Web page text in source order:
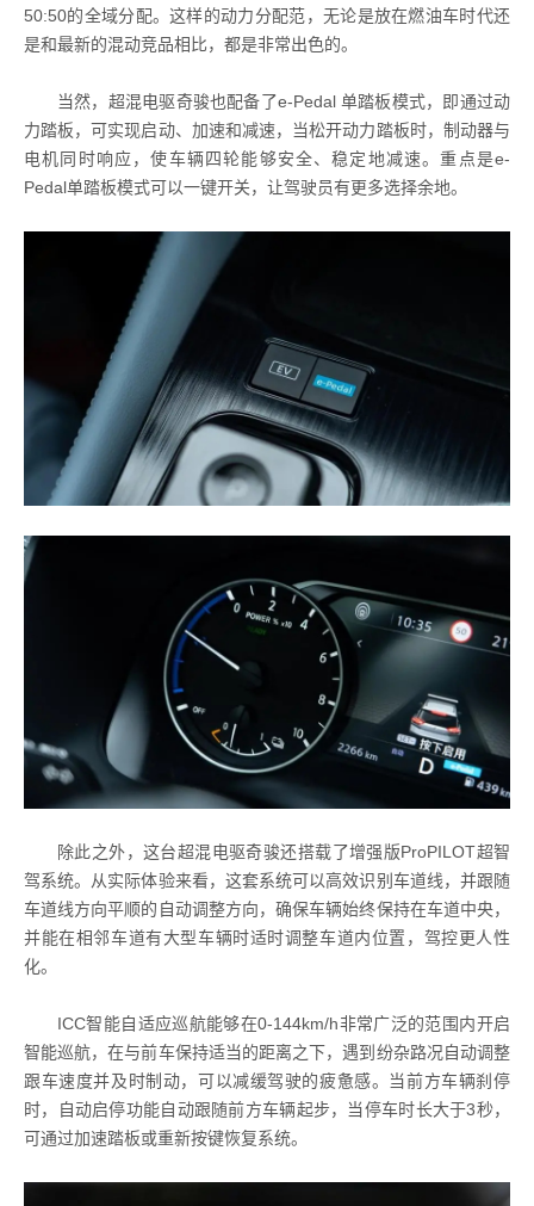
50:50的全域分配。这样的动力分配范，无论是放在燃油车时代还
是和最新的混动竞品相比，都是非常出色的。
当然，超混电驱奇骏也配备了e-Pedal 单踏板模式，即通过动
力踏板，可实现启动、加速和减速，当松开动力踏板时，制动器与
电机同时响应，使车辆四轮能够安全、稳定地减速。重点是e-
Pedal单踏板模式可以一键开关，让驾驶员有更多选择余地。
除此之外，这台超混电驱奇骏还搭载了增强版ProPILOT超智
驾系统。从实际体验来看，这套系统可以高效识别车道线，并跟随
车道线方向平顺的自动调整方向，确保车辆始终保持在车道中央，
并能在相邻车道有大型车辆时适时调整车道内位置，驾控更人性
化。
ICC智能自适应巡航能够在0-144km/h非常广泛的范围内开启
智能巡航，在与前车保持适当的距离之下，遇到纷杂路况自动调整
跟车速度并及时制动，可以减缓驾驶的疲惫感。当前方车辆刹停
时，自动启停功能自动跟随前方车辆起步，当停车时长大于3秒，
可通过加速踏板或重新按键恢复系统。